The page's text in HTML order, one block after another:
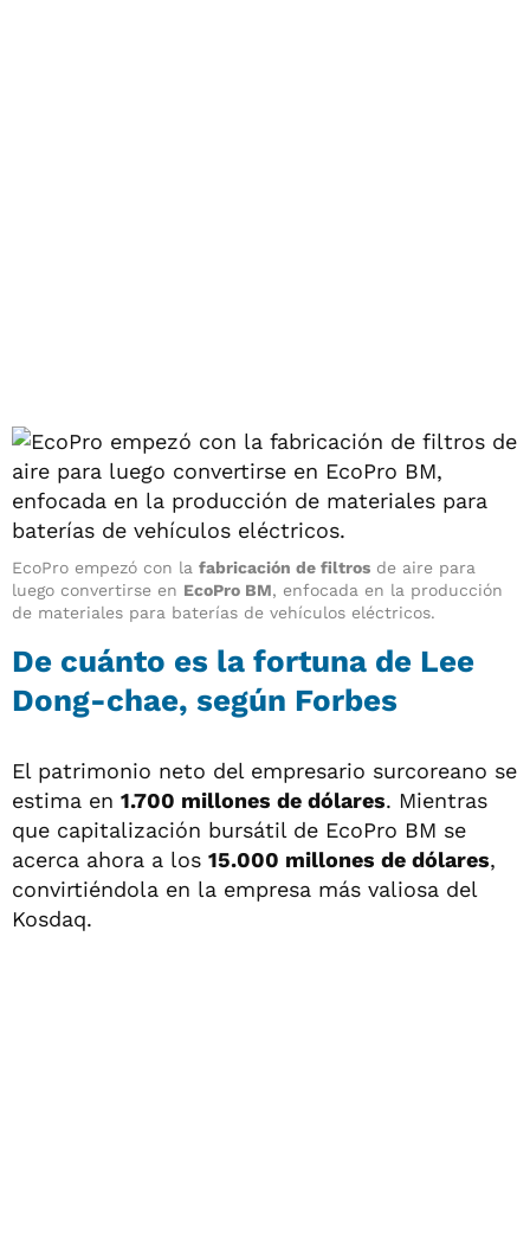
EcoPro empezó con la fabricación de filtros de aire para
luego convertirse en EcoPro BM, enfocada en la producción
de materiales para baterías de vehículos eléctricos.
De cuánto es la fortuna de Lee
Dong-chae, según Forbes
El patrimonio neto del empresario surcoreano se
estima en 1.700 millones de dólares. Mientras
que capitalización bursátil de EcoPro BM se
acerca ahora a los 15.000 millones de dólares,
convirtiéndola en la empresa más valiosa del
Kosdaq.